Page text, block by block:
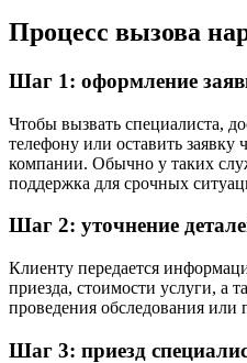
Процесс вызова
Шаг 1: оформление
Чтобы вызвать специалиста,
телефону или оставить заявку
компании. Обычно у таких
поддержка для срочных
Шаг 2: уточнение
Клиенту передается
приезда, стоимости услуги, а
проведения обследования или
Шаг 3: приезд